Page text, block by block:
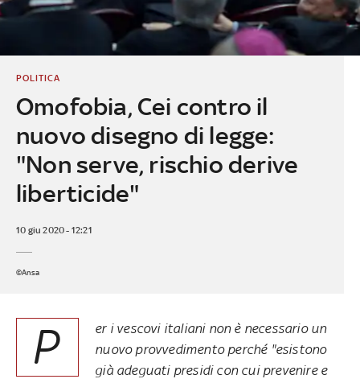
Omofobia, Cei contro il
nuovo disegno di legge:
"Non serve, rischio derive
liberticide"
POLITICA
10 giu 2020 - 12:21
©Ansa
P
er i vescovi italiani non è necessario un
nuovo provvedimento perché "esistono
già adeguati presidi con cui prevenire e